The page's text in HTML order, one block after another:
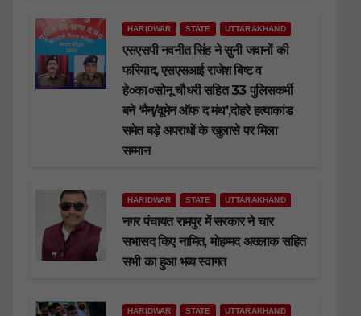
HARIDWAR STATE UTTARAKHAND
एसएसपी नवनीत सिंह ने सुनी जवानों की
फरियाद, एसएसआई राजेश बिष्ट व
हे०का०सोनू चौधरी सहित 33 पुलिसकर्मी
बने ‘मैन/वूमेन ऑफ द मंथ’,दोहरे हत्याकांड
समेत बड़े अपराधों के खुलासे पर मिला
सम्मान
HARIDWAR STATE UTTARAKHAND
नगर पंचायत रामपुर में सरकार ने चार
सभासद किए नामित, मोहम्मद अख्लाक सहित
सभी का हुआ भव्य स्वागत
HARIDWAR STATE UTTARAKHAND